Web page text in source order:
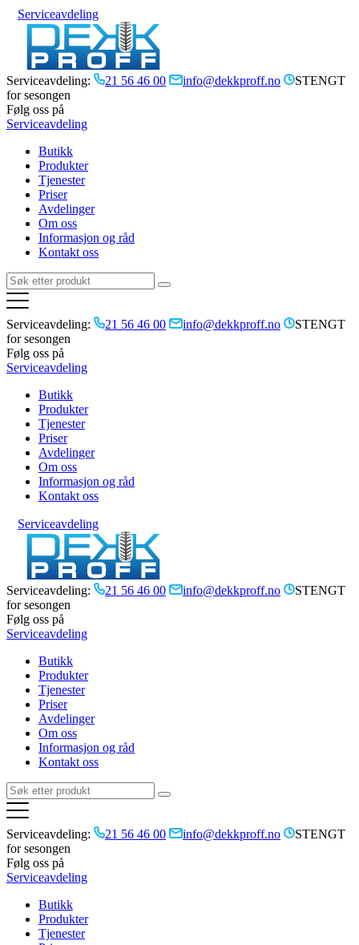
Serviceavdeling
Serviceavdeling: 21 56 46 00 info@dekkproff.no
STENGT
for sesongen
Følg oss på
Serviceavdeling
Butikk
Produkter
Tjenester
Priser
Avdelinger
Om oss
Informasjon og råd
Kontakt oss
Serviceavdeling: 21 56 46 00 info@dekkproff.no
STENGT
for sesongen
Følg oss på
Serviceavdeling
Butikk
Produkter
Tjenester
Priser
Avdelinger
Om oss
Informasjon og råd
Kontakt oss
Serviceavdeling
Serviceavdeling: 21 56 46 00 info@dekkproff.no
STENGT
for sesongen
Følg oss på
Serviceavdeling
Butikk
Produkter
Tjenester
Priser
Avdelinger
Om oss
Informasjon og råd
Kontakt oss
Serviceavdeling: 21 56 46 00 info@dekkproff.no
STENGT
for sesongen
Følg oss på
Serviceavdeling
Butikk
Produkter
Tjenester